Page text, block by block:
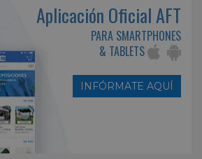
Aplicación Oficial AFT
PARA SMARTPHONES
& TABLETS
INFÓRMATE AQUÍ